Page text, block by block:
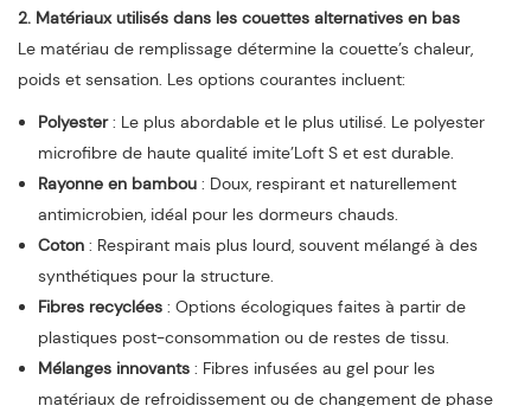
2. Matériaux utilisés dans les couettes alternatives en bas
Le matériau de remplissage détermine la couette’s chaleur,
poids et sensation. Les options courantes incluent:
Polyester: Le plus abordable et le plus utilisé. Le polyester
microfibre de haute qualité imite’Loft S et est durable.
Rayonne en bambou : Doux, respirant et naturellement
antimicrobien, idéal pour les dormeurs chauds.
Coton : Respirant mais plus lourd, souvent mélangé à des
synthétiques pour la structure.
Fibres recyclées : Options écologiques faites à partir de
plastiques post-consommation ou de restes de tissu.
Mélanges innovants : Fibres infusées au gel pour les
matériaux de refroidissement ou de changement de phase